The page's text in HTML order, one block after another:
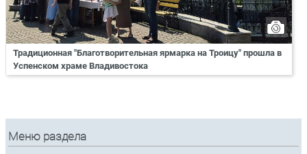
Традиционная "Благотворительная ярмарка на Троицу" прошла в
Успенском храме Владивостока
Меню раздела